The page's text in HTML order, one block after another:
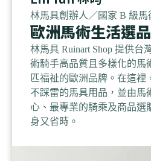
林馬具創辦人／國家 B 級馬
歐洲馬術生活選
林馬具 Ruinart Shop 提供台
術騎手高品質且多樣化的馬
匹福祉的歐洲品牌。在這裡
不踩雷的馬具用品，並由馬
心、最專業的騎乘及商品選
身又省時。